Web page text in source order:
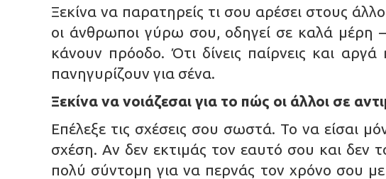
Ξεκίνα να παρατηρείς τι σου αρέσει στους
οι άνθρωποι γύρω σου, οδηγεί σε καλά μέρη
κάνουν πρόοδο. Ότι δίνεις παίρνεις και
πανηγυρίζουν για σένα.
Ξεκίνα να νοιάζεσαι για το πώς οι άλλοι σε
Επέλεξε τις σχέσεις σου σωστά. Το να είσαι
σχέση. Αν δεν εκτιμάς τον εαυτό σου και δεν
πολύ σύντομη για να περνάς τον χρόνο σου